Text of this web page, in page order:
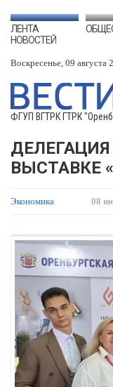
ЛЕНТА
НОВОСТЕЙ
Воскресенье, 09 августа
ФГУП ВГТРК ГТРК
ВЫСТАВКЕ
Экономика 08